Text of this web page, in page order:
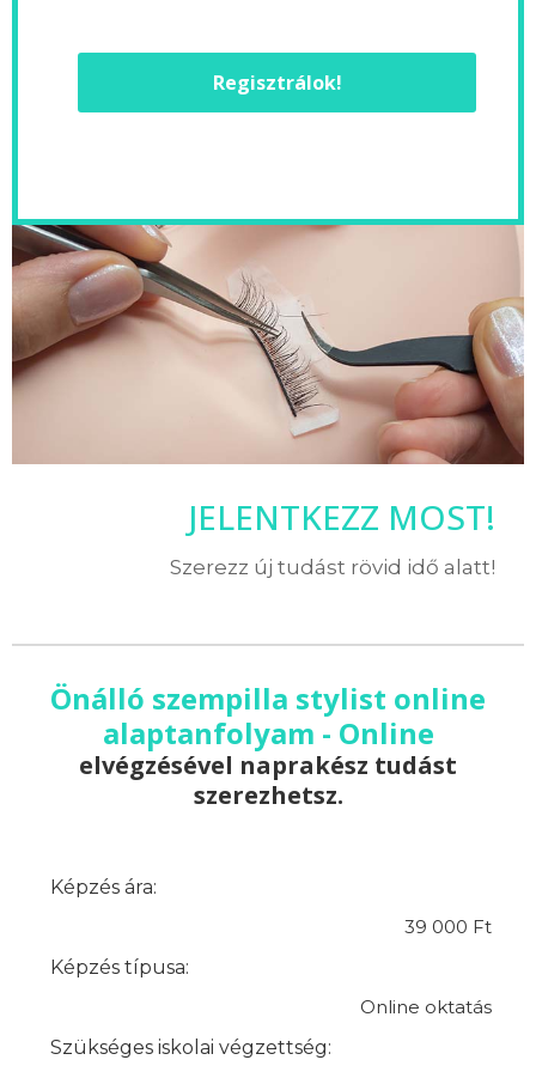
Regisztrálok!
JELENTKEZZ MOST!
Szerezz új tudást rövid idő alatt!
Önálló szempilla stylist online
alaptanfolyam - Online
elvégzésével naprakész tudást
szerezhetsz.
Képzés ára:
39 000 Ft
Képzés típusa:
Online oktatás
Szükséges iskolai végzettség: